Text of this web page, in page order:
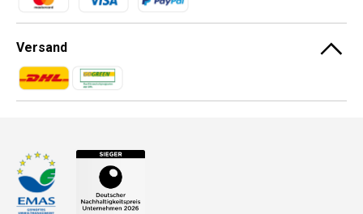
Versand
Zahlungsmethoden
Zahlungsmethoden